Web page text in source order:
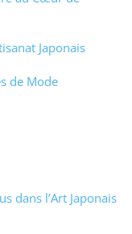
Japonais
de Mode
dans l’Art Japonais